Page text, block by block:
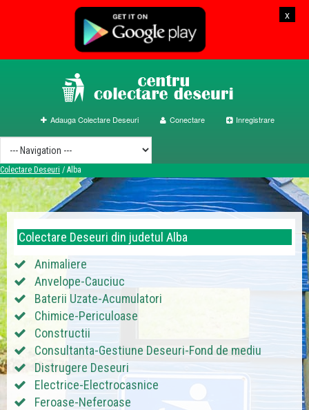
x
Adauga Colectare Deseuri Conectare Inregistrare
Colectare Deseuri / Alba
Colectare Deseuri din judetul Alba
Animaliere
Anvelope-Cauciuc
Baterii Uzate-Acumulatori
Chimice-Periculoase
Constructii
Consultanta-Gestiune Deseuri-Fond de mediu
Distrugere Deseuri
Electrice-Electrocasnice
Feroase-Neferoase